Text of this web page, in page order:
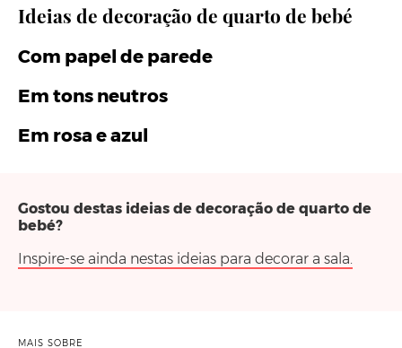
Ideias de decoração de quarto de bebé
Com papel de parede
Em tons neutros
Em rosa e azul
Gostou destas ideias de decoração de quarto de
bebé?
Inspire-se ainda nestas ideias para decorar a sala.
MAIS SOBRE